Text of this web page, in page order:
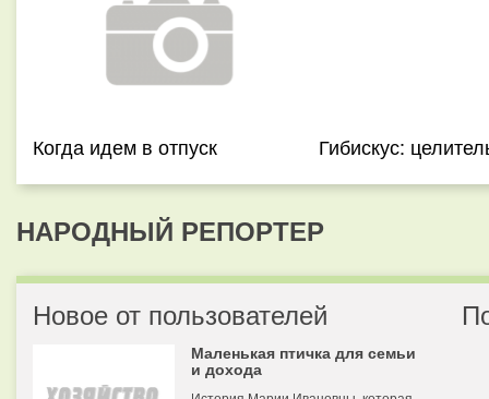
Когда идем в отпуск Гибискус:
НАРОДНЫЙ РЕПОРТЕР
Новое от пользователей
Маленькая птичка для семьи
и дохода